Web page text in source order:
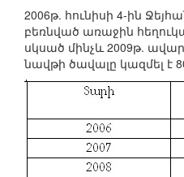
2006թ. հունիսի 4-ին
բեռնված առաջին
սկսած մինչև 2009թ.
նավթի ծավալը կազմել է